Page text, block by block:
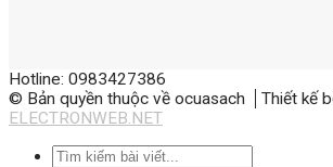
Hotline: 0983427386
© Bản quyền thuộc về ocuasach
Thiết kế
ELECTRONWEB.NET